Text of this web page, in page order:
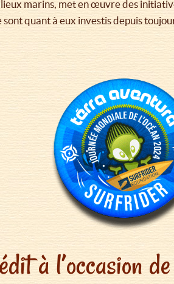
marins, met en œuvre des
quant à eux investis depuis
à l’occasion